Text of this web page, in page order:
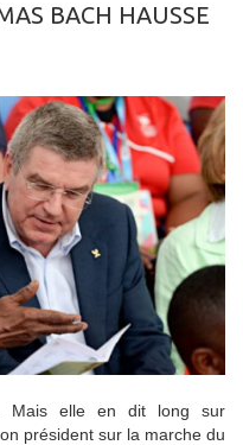
BACH HAUSSE
Mais elle en dit long sur
président sur la marche du